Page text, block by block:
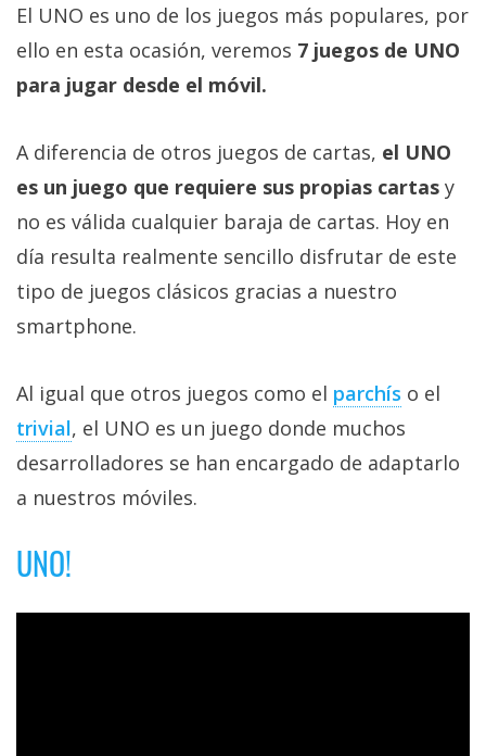
Sistemas
operativos
+
temas
Sorteos
Contacto
/
Sobre
nosotros
Publicidad
Cambiar
El UNO es uno de los juegos más populares, por
ello en esta ocasión, veremos 7 juegos de UNO
para jugar desde el móvil.
A diferencia de otros juegos de cartas, el UNO
es un juego que requiere sus propias cartas y
no es válida cualquier baraja de cartas. Hoy en
día resulta realmente sencillo disfrutar de este
tipo de juegos clásicos gracias a nuestro
smartphone.
Al igual que otros juegos como el parchís o el
trivial, el UNO es un juego donde muchos
desarrolladores se han encargado de adaptarlo
a nuestros móviles.
UNO!